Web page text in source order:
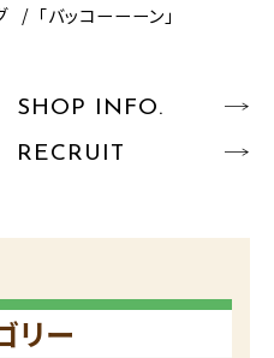
「バッコーーーン」
SHOP INFO.
RECRUIT
リー